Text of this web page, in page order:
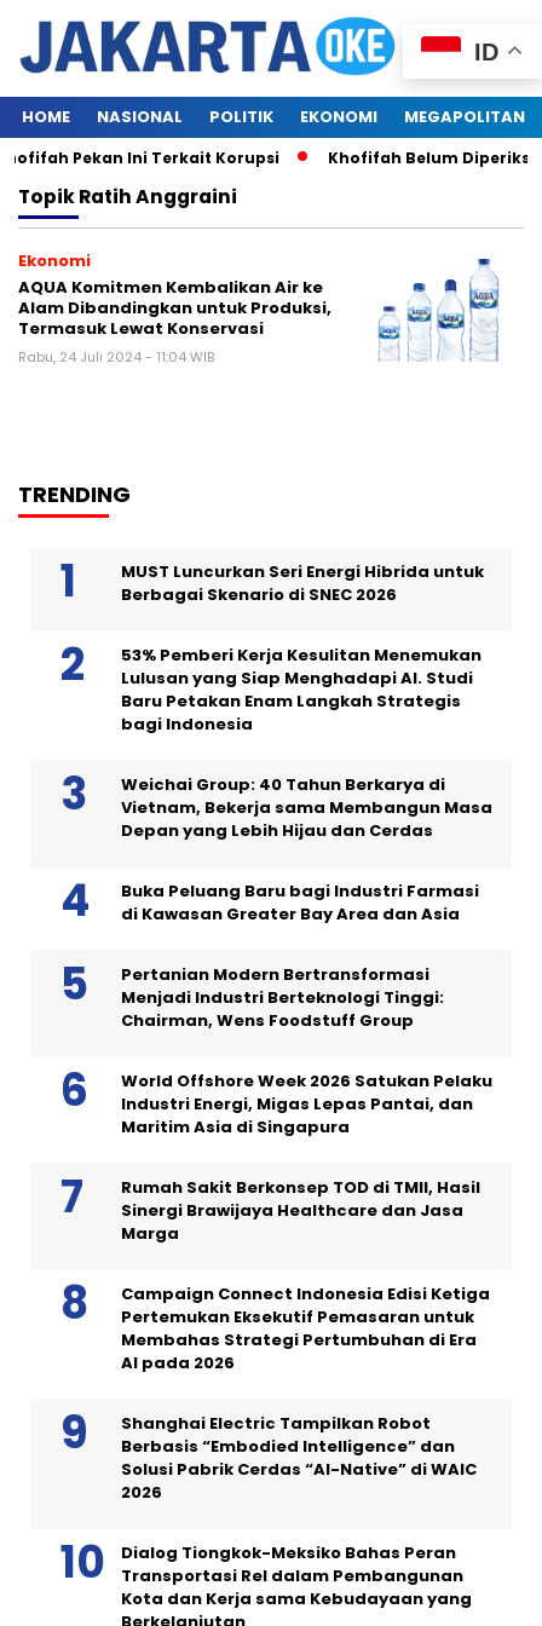
HOME NASIONAL POLITIK EKONOMI MEGAPOLITAN
Pekan Ini Terkait Korupsi Khofifah Belum
TopikRatih Anggraini
Ekonomi
AQUA Komitmen Kembalikan Air ke
Alam Dibandingkan untuk Produksi,
Termasuk Lewat Konservasi
Rabu, 24 Juli 2024 - 11:04 WIB
TRENDING
MUST Luncurkan Seri Energi Hibrida untuk
Berbagai Skenario di SNEC 2026
53% Pemberi Kerja Kesulitan Menemukan
Lulusan yang Siap Menghadapi AI. Studi
Baru Petakan Enam Langkah Strategis
bagi Indonesia
Weichai Group: 40 Tahun Berkarya di
Vietnam, Bekerja sama Membangun Masa
Depan yang Lebih Hijau dan Cerdas
Buka Peluang Baru bagi Industri Farmasi
di Kawasan Greater Bay Area dan Asia
Pertanian Modern Bertransformasi
Menjadi Industri Berteknologi Tinggi:
Chairman, Wens Foodstuff Group
World Offshore Week 2026 Satukan Pelaku
Industri Energi, Migas Lepas Pantai, dan
Maritim Asia di Singapura
Rumah Sakit Berkonsep TOD di TMII, Hasil
Sinergi Brawijaya Healthcare dan Jasa
Marga
Campaign Connect Indonesia Edisi Ketiga
Pertemukan Eksekutif Pemasaran untuk
Membahas Strategi Pertumbuhan di Era
AI pada 2026
Shanghai Electric Tampilkan Robot
Berbasis “Embodied Intelligence” dan
Solusi Pabrik Cerdas “AI-Native” di WAIC
2026
Dialog Tiongkok-Meksiko Bahas Peran
Transportasi Rel dalam Pembangunan
Kota dan Kerja sama Kebudayaan yang
ID